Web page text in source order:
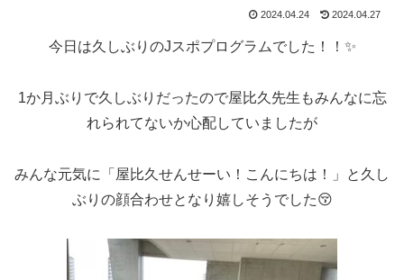
2024.04.24 2024.04.27
今日は久しぶりのJスポプログラムでした！！✨
1か月ぶりで久しぶりだったので屋比久先生もみんなに忘
れられてないか心配していましたが
みんな元気に「屋比久せんせーい！こんにちは！」と久し
ぶりの顔合わせとなり嬉しそうでした😚